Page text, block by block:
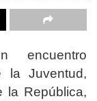
la Juventud,
la República,